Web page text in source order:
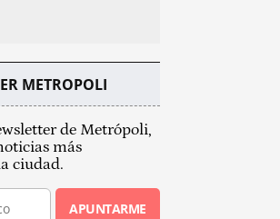
METROPOLI
de Metrópoli,
más
ciudad.
APUNTARME